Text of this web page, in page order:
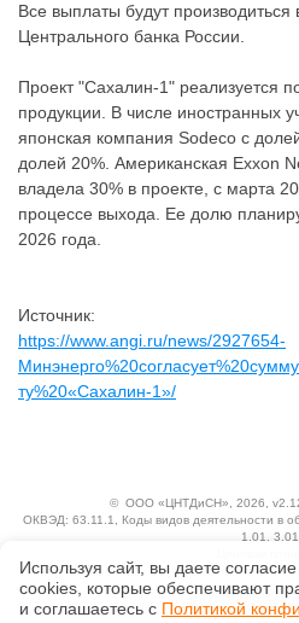
Все выплаты будут производиться
Центрального банка России.
Проект "Сахалин-1" реализуется
продукции. В числе иностранных
японская компания Sodeco с
долей 20%. Американская Exxon
владела 30% в проекте, с марта
процессе выхода. Ее долю
2026 года.
Источник:
https://www.angi.ru/news/2927654-
ту%20«Сахалин-1»/
© ООО «ЦНТДиСН» , 2026,
ОКВЭД: 63.11.1, Коды видов деятельности в
1.01, 3.01
Технологии
Исключительные авторские и смежные
Используя сайт, вы даете
сооkiеs, которые обеспечивают
и соглашаетесь с Политикой